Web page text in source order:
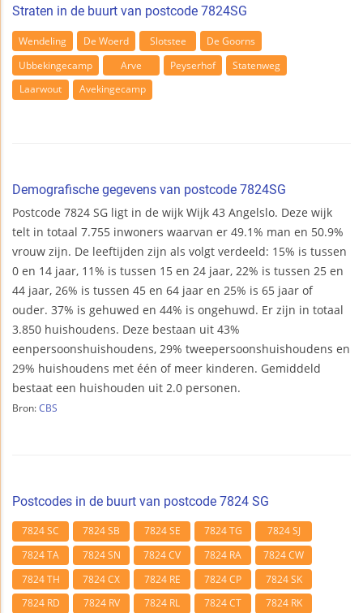
Straten in de buurt van postcode 7824SG
Wendeling De Woerd Slotstee
De Goorns
Ubbekingecamp
Arve Peyserhof
Statenweg
Laarwout
Avekingecamp
Demografische gegevens van postcode 7824SG
Postcode 7824 SG ligt in de wijk Wijk 43 Angelslo. Deze wijk
telt in totaal 7.755 inwoners waarvan er 49.1% man en 50.9%
vrouw zijn. De leeftijden zijn als volgt verdeeld: 15% is tussen
0 en 14 jaar, 11% is tussen 15 en 24 jaar, 22% is tussen 25 en
44 jaar, 26% is tussen 45 en 64 jaar en 25% is 65 jaar of
ouder. 37% is gehuwed en 44% is ongehuwd. Er zijn in totaal
3.850 huishoudens. Deze bestaan uit 43%
eenpersoonshuishoudens, 29% tweepersoonshuishoudens en
29% huishoudens met één of meer kinderen. Gemiddeld
bestaat een huishouden uit 2.0 personen.
Bron: CBS
Postcodes in de buurt van postcode 7824 SG
7824 SC 7824 SB 7824 SE 7824 TG
7824 SJ
7824 TA
7824 SN 7824 CV 7824 RA
7824 CW
7824 TH
7824 CX 7824 RE 7824 CP
7824 SK
7824 RD
7824 RV 7824 RL 7824 CT 7824 RK